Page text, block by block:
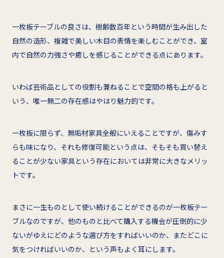
一枚板テーブルの良さは、樹齢数百年という時間が生み出した
自然の造形、複雑で美しい木目の表情を楽しむことができ、室
内で自然の力強さや癒しを感じることができる点にあります。
いわば芸術品としての役割も兼ねることで空間の格も上がると
いう、唯一無二の存在感はやはり魅力的です。
一枚板に限らず、無垢材家具全般にいえることですが、傷みす
らも味になり、それも修復可能という点は、そもそも買い替え
ることが少ない家具という存在においては非常に大きなメリッ
トです。
まさに一生ものとして使い続けることができるのが一枚板テー
ブルなのですが、他のものと比べて購入する機会が圧倒的に少
ないがゆえにどのような選び方をすればいいのか、またどこに
気をつければいいのか、という声もよく耳にします。